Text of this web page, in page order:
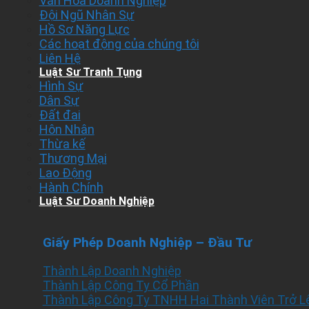
Đội Ngũ Nhân Sự
Hồ Sơ Năng Lực
Các hoạt động của chúng tôi
Liên Hệ
Luật Sư Tranh Tụng
Hình Sự
Dân Sự
Đất đai
Hôn Nhân
Thừa kế
Thương Mại
Lao Động
Hành Chính
Luật Sư Doanh Nghiệp
Giấy Phép Doanh Nghiệp – Đầu Tư
Thành Lập Doanh Nghiệp
Thành Lập Công Ty Cổ Phần
Thành Lập Công Ty TNHH Hai Thành Viên Trở